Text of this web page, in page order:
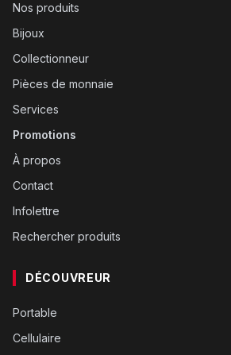
Nos produits
Bijoux
Collectionneur
Pièces de monnaie
Services
Promotions
À propos
Contact
Infolettre
Rechercher produits
DÉCOUVREUR
Portable
Cellulaire